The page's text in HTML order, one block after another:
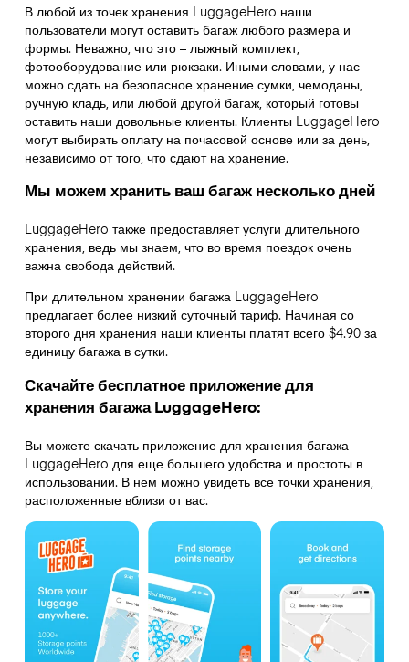
В любой из точек хранения LuggageHero наши
пользователи могут оставить багаж любого размера и
формы. Неважно, что это – лыжный комплект,
фотооборудование или рюкзаки. Иными словами, у нас
можно сдать на безопасное хранение сумки, чемоданы,
ручную кладь, или любой другой багаж, который готовы
оставить наши довольные клиенты. Клиенты LuggageHero
могут выбирать оплату на почасовой основе или за день,
независимо от того, что сдают на хранение.
Мы можем хранить ваш багаж несколько дней
LuggageHero также предоставляет услуги длительного
хранения, ведь мы знаем, что во время поездок очень
важна свобода действий.
При длительном хранении багажа LuggageHero
предлагает более низкий суточный тариф. Начиная со
второго дня хранения наши клиенты платят всего $4.90 за
единицу багажа в сутки.
Скачайте бесплатное приложение для
хранения багажа LuggageHero:
Вы можете скачать приложение для хранения багажа
LuggageHero для еще большего удобства и простоты в
использовании. В нем можно увидеть все точки хранения,
расположенные вблизи от вас.